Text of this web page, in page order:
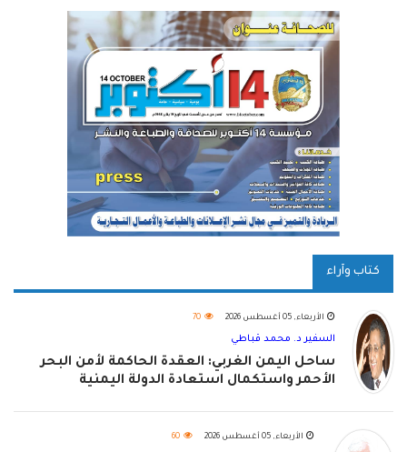
كتاب وآراء
الأربعاء, 05 أغسطس 2026 70
السفير د. محمد قباطي
ساحل اليمن الغربي: العقدة الحاكمة لأمن البحر
الأحمر واستكمال استعادة الدولة اليمنية
الأربعاء, 05 أغسطس 2026 60